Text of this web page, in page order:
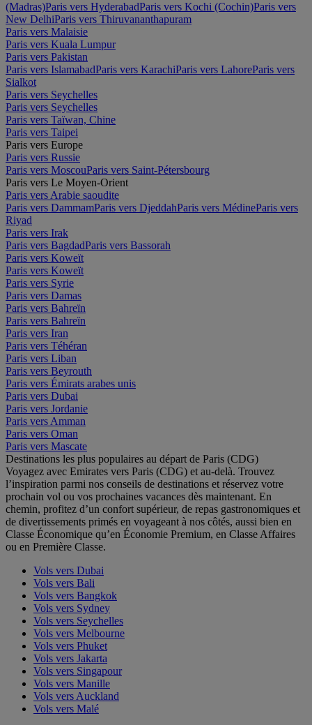
(Madras)Paris vers HyderabadParis vers Kochi (Cochin)Paris vers
New DelhiParis vers Thiruvananthapuram
Paris vers Malaisie
Paris vers Kuala Lumpur
Paris vers Pakistan
Paris vers IslamabadParis vers KarachiParis vers LahoreParis vers
Sialkot
Paris vers Seychelles
Paris vers Seychelles
Paris vers Taïwan, Chine
Paris vers Taipei
Paris vers Europe
Paris vers Russie
Paris vers MoscouParis vers Saint-Pétersbourg
Paris vers Le Moyen-Orient
Paris vers Arabie saoudite
Paris vers DammamParis vers DjeddahParis vers MédineParis vers
Riyad
Paris vers Irak
Paris vers BagdadParis vers Bassorah
Paris vers Koweït
Paris vers Koweït
Paris vers Syrie
Paris vers Damas
Paris vers Bahreïn
Paris vers Bahreïn
Paris vers Iran
Paris vers Téhéran
Paris vers Liban
Paris vers Beyrouth
Paris vers Émirats arabes unis
Paris vers Dubai
Paris vers Jordanie
Paris vers Amman
Paris vers Oman
Paris vers Mascate
Destinations les plus populaires au départ de Paris (CDG)
Voyagez avec Emirates vers Paris (CDG) et au-delà. Trouvez
l’inspiration parmi nos conseils de destinations et réservez votre
prochain vol ou vos prochaines vacances dès maintenant. En
chemin, profitez d’un confort supérieur, de repas gastronomiques et
de divertissements primés en voyageant à nos côtés, aussi bien en
Classe Économique qu’en Économie Premium, en Classe Affaires
ou en Première Classe.
Vols vers Dubai
Vols vers Bali
Vols vers Bangkok
Vols vers Sydney
Vols vers Seychelles
Vols vers Melbourne
Vols vers Phuket
Vols vers Jakarta
Vols vers Singapour
Vols vers Manille
Vols vers Auckland
Vols vers Malé